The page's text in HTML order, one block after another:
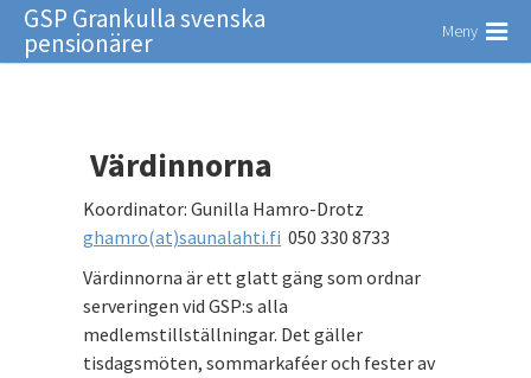
GSP Grankulla svenska
pensionärer Meny
Värdinnorna
Koordinator: Gunilla Hamro-Drotz
ghamro(at)saunalahti.fi 050 330 8733
Värdinnorna är ett glatt gäng som ordnar
serveringen vid GSP:s alla
medlemstillställningar. Det gäller
tisdagsmöten, sommarkaféer och fester av